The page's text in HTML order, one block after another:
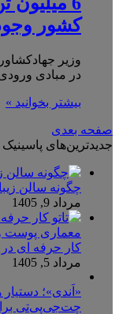
کشور
در مبادی
بیشتر بخوانید »
صفحه بعدی
جدیدترین‌های پاسینیک
چگونه سالن
مرداد 9, 1405
معماری پوست
کار حرفه ای
مرداد 5, 1405
«اَندی»؛
چت‌جی‌پی‌تی